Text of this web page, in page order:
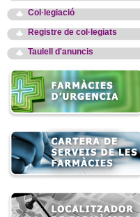
Col·legiació
Registre de col·legiats
Taulell d'anuncis